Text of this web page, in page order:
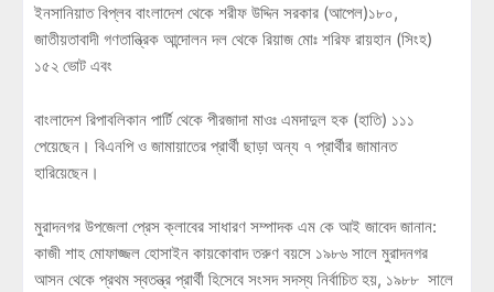
ইনসানিয়াত বিপ্লব বাংলাদেশ থেকে শরীফ উদ্দিন সরকার (আপেল)১৮০,
জাতীয়তাবাদী গণতান্ত্রিক আন্দোলন দল থেকে রিয়াজ মোঃ শরিফ রায়হান (সিংহ)
১৫২ ভোট এবং
বাংলাদেশ রিপাবলিকান পার্টি থেকে পীরজাদা মাওঃ এমদাদুল হক (হাতি) ১১১
পেয়েছেন। বিএনপি ও জামায়াতের প্রার্থী ছাড়া অন্য ৭ প্রার্থীর জামানত
হারিয়েছেন।
মুরাদনগর উপজেলা প্রেস ক্লাবের সাধারণ সম্পাদক এম কে আই জাবেদ জানান:
কাজী শাহ মোফাজ্জল হোসাইন কায়কোবাদ তরুণ বয়সে ১৯৮৬ সালে মুরাদনগর
আসন থেকে প্রথম স্বতন্ত্র প্রার্থী হিসেবে সংসদ সদস্য নির্বাচিত হয়, ১৯৮৮ সালে